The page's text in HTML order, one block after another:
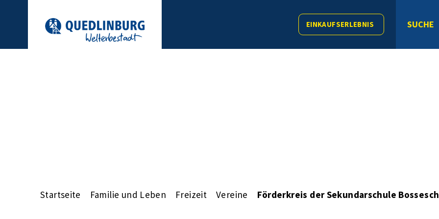
EINKAUFSERLEBNIS SUCHE
Startseite Familie und Leben Freizeit Vereine Förderkreis der Sekundarschule